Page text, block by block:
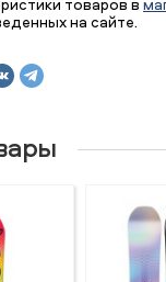
на сайте.